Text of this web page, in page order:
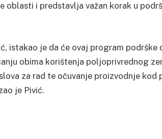
oblasti i predstavlja važan korak u
istakao je da će ovaj program podrške
obima korištenja poljoprivrednog
za rad te očuvanje proizvodnje kod
je Pivić.